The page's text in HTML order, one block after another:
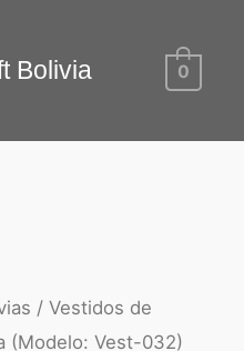
Bolivia 0
/ Vestidos de
(Modelo: Vest-032)